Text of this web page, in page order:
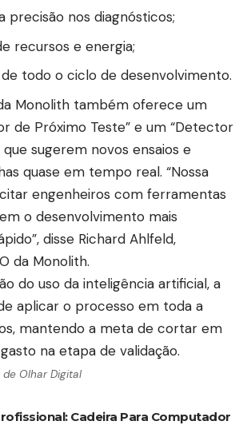
precisão nos diagnósticos;
recursos e energia;
todo o ciclo de desenvolvimento.
Monolith também oferece um
de Próximo Teste” e um “Detector
que sugerem novos ensaios e
quase em tempo real. “Nossa
engenheiros com ferramentas
o desenvolvimento mais
disse Richard Ahlfeld,
da Monolith.
do uso da inteligência artificial, a
aplicar o processo em toda a
mantendo a meta de cortar em
na etapa de validação.
de Olhar Digital
Cadeira Para Computador